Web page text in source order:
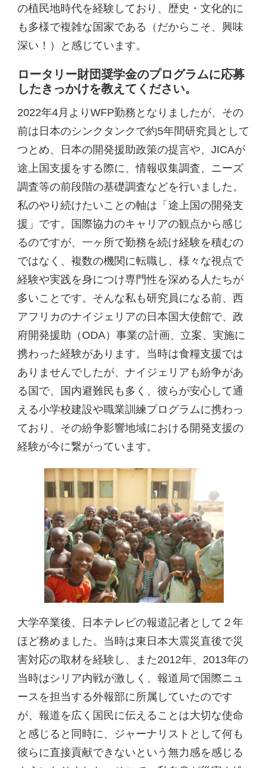
の植民地時代を経験しており、歴史・文化的に
も多様で複雑な国家である（だからこそ、興味
深い！）と感じています。
ロータリー財団奨学金のプログラムに応募
したきっかけを教えてください。
2022年4月よりWFP勤務となりましたが、その
前は日本のシンクタンクで約5年間研究員として
つとめ、日本の開発援助政策の提言や、JICAが
途上国支援をする際に、情報収集調査、ニーズ
調査等の前段階の基礎調査などを行いました。
私のやり続けたいことの軸は「途上国の開発支
援」です。国際協力のキャリアの観点から感じ
るのですが、一ヶ所で勤務を続け経験を積むの
ではなく、複数の機関に転職し、様々な視点で
経験や実践を身につけ専門性を深める人たちが
多いことです。そんな私も研究員になる前、西
アフリカのナイジェリアの日本国大使館で、政
府開発援助（ODA）事業の計画、立案、実施に
携わった経験があります。当時は食糧支援では
ありませんでしたが、ナイジェリアも紛争があ
る国で、国内避難民も多く、彼らが安心して通
える小学校建設や職業訓練プログラムに携わっ
ており、その紛争影響地域における開発支援の
経験が今に繋がっています。
大学卒業後、日本テレビの報道記者として２年
ほど務めました。当時は東日本大震災直後で災
害対応の取材を経験し、また2012年、2013年の
当時はシリア内戦が激しく、報道局で国際ニュ
ースを担当する外報部に所属していたのです
が、報道を広く国民に伝えることは大切な使命
と感じると同時に、ジャーナリストとして何も
彼らに直接貢献できないという無力感を感じる